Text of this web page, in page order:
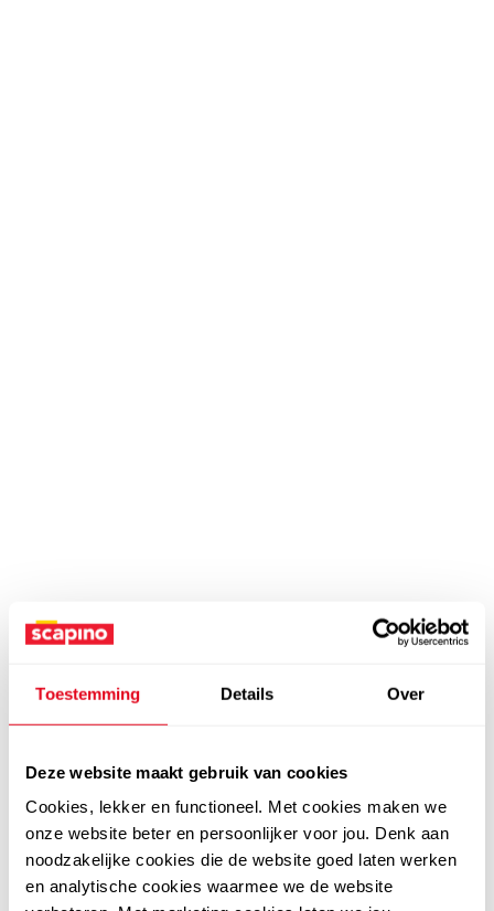
Toestemming Details Over
Deze website maakt gebruik van cookies
Cookies, lekker en functioneel. Met cookies maken we
onze website beter en persoonlijker voor jou. Denk aan
noodzakelijke cookies die de website goed laten werken
en analytische cookies waarmee we de website